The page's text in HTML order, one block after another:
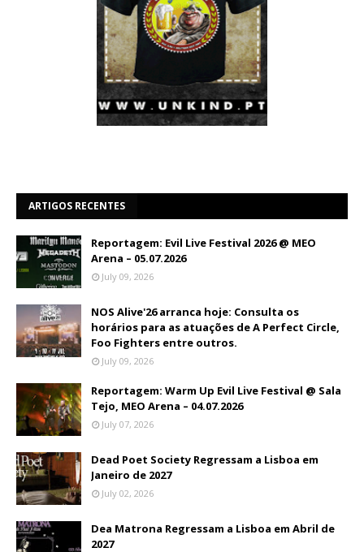
ARTIGOS RECENTES
Reportagem: Evil Live Festival 2026 @ MEO
Arena – 05.07.2026
July 09, 2026
NOS Alive'26 arranca hoje: Consulta os
horários para as atuações de A Perfect Circle,
Foo Fighters entre outros.
July 09, 2026
Reportagem: Warm Up Evil Live Festival @ Sala
Tejo, MEO Arena – 04.07.2026
July 07, 2026
Dead Poet Society Regressam a Lisboa em
Janeiro de 2027
July 02, 2026
Dea Matrona Regressam a Lisboa em Abril de
2027